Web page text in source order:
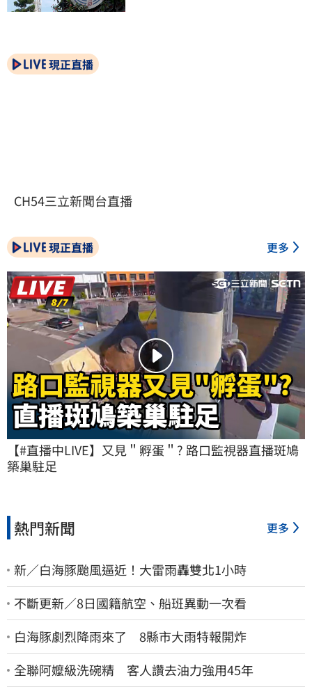
現正直播
CH54三立新聞台直播
現正直播 更多
【#直播中LIVE】又見＂孵蛋＂? 路口監視器直播斑鳩
築巢駐足
熱門新聞 更多
新／白海豚颱風逼近！大雷雨轟雙北1小時
不斷更新／8日國籍航空、船班異動一次看
白海豚劇烈降雨來了 8縣市大雨特報開炸
全聯阿嬤級洗碗精 客人讚去油力強用45年